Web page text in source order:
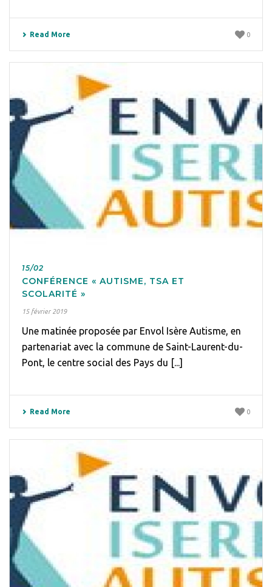
Read More 0
15/02
CONFÉRENCE « AUTISME, TSA ET
SCOLARITÉ »
15 février 2019
Une matinée proposée par Envol Isère Autisme, en
partenariat avec la commune de Saint-Laurent-du-
Pont, le centre social des Pays du [...]
Read More 0